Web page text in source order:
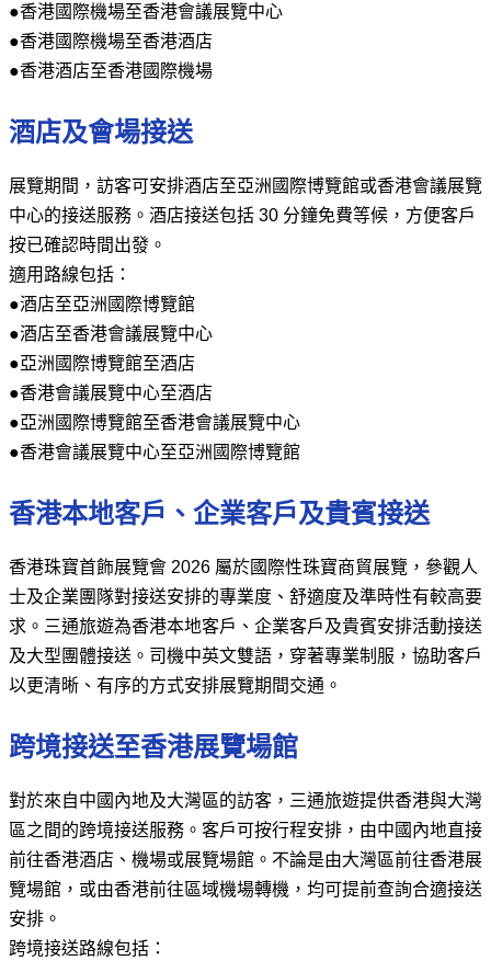
●香港國際機場至香港會議展覽中心
●香港國際機場至香港酒店
●香港酒店至香港國際機場
酒店及會場接送
展覽期間，訪客可安排酒店至亞洲國際博覽館或香港會議展覽
中心的接送服務。酒店接送包括 30 分鐘免費等候，方便客戶
按已確認時間出發。
適用路線包括：
●酒店至亞洲國際博覽館
●酒店至香港會議展覽中心
●亞洲國際博覽館至酒店
●香港會議展覽中心至酒店
●亞洲國際博覽館至香港會議展覽中心
●香港會議展覽中心至亞洲國際博覽館
香港本地客戶、企業客戶及貴賓接送
香港珠寶首飾展覽會 2026 屬於國際性珠寶商貿展覽，參觀人
士及企業團隊對接送安排的專業度、舒適度及準時性有較高要
求。三通旅遊為香港本地客戶、企業客戶及貴賓安排活動接送
及大型團體接送。司機中英文雙語，穿著專業制服，協助客戶
以更清晰、有序的方式安排展覽期間交通。
跨境接送至香港展覽場館
對於來自中國內地及大灣區的訪客，三通旅遊提供香港與大灣
區之間的跨境接送服務。客戶可按行程安排，由中國內地直接
前往香港酒店、機場或展覽場館。不論是由大灣區前往香港展
覽場館，或由香港前往區域機場轉機，均可提前查詢合適接送
安排。
跨境接送路線包括：